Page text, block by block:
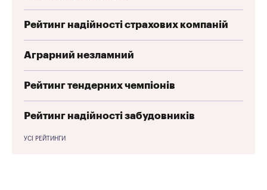
Рейтинг надійності страхових компаній
Аграрний незламний
Рейтинг тендерних чемпіонів
Рейтинг надійності забудовників
УСІ РЕЙТИНГИ